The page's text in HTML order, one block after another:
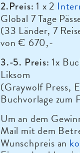
2.Preis:1 x 2
Global 7 Tage
(33 Länder, 7
von € 670,-
3.-5. Preis:1x
Liksom
(Graywolf Press,
Buchvorlage zum
Um an dem
Mail mit dem
Wunschpreis an